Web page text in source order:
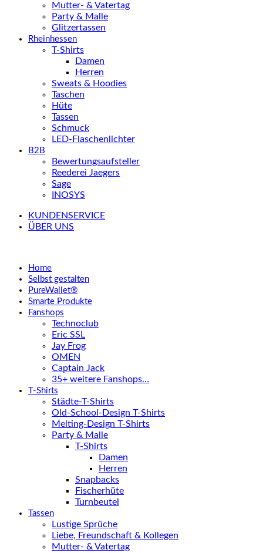
Mutter- & Vatertag
Party & Malle
Glitzertassen
Rheinhessen
T-Shirts
Damen
Herren
Sweats & Hoodies
Taschen
Hüte
Tassen
Schmuck
LED-Flaschenlichter
B2B
Bewertungsaufsteller
Reederei Jaegers
Sage
INOSYS
KUNDENSERVICE
ÜBER UNS
Home
Selbst gestalten
PureWallet®
Smarte Produkte
Fanshops
Technoclub
Eric SSL
Jay Frog
OMEN
Captain Jack
35+ weitere Fanshops…
T-Shirts
Städte-T-Shirts
Old-School-Design T-Shirts
Melting-Design T-Shirts
Party & Malle
T-Shirts
Damen
Herren
Snapbacks
Fischerhüte
Turnbeutel
Tassen
Lustige Sprüche
Liebe, Freundschaft & Kollegen
Mutter- & Vatertag